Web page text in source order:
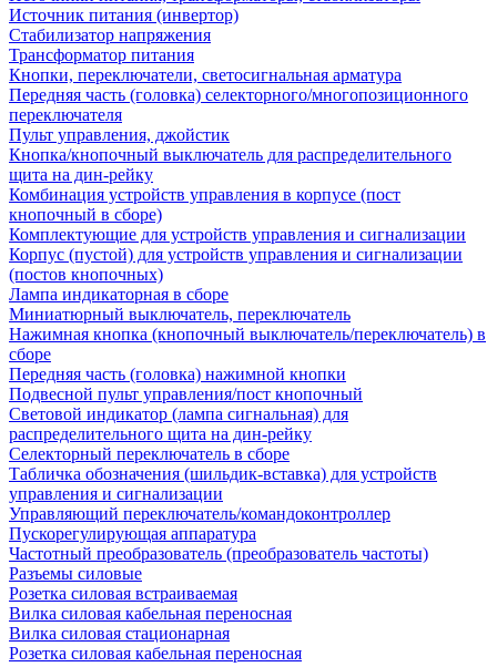
Источник питания (инвертор)
Стабилизатор напряжения
Трансформатор питания
Кнопки, переключатели, светосигнальная арматура
Передняя часть (головка) селекторного/многопозиционного
переключателя
Пульт управления, джойстик
Кнопка/кнопочный выключатель для распределительного
щита на дин-рейку
Комбинация устройств управления в корпусе (пост
кнопочный в сборе)
Комплектующие для устройств управления и сигнализации
Корпус (пустой) для устройств управления и сигнализации
(постов кнопочных)
Лампа индикаторная в сборе
Миниатюрный выключатель, переключатель
Нажимная кнопка (кнопочный выключатель/переключатель) в
сборе
Передняя часть (головка) нажимной кнопки
Подвесной пульт управления/пост кнопочный
Световой индикатор (лампа сигнальная) для
распределительного щита на дин-рейку
Селекторный переключатель в сборе
Табличка обозначения (шильдик-вставка) для устройств
управления и сигнализации
Управляющий переключатель/командоконтроллер
Пускорегулирующая аппаратура
Частотный преобразователь (преобразователь частоты)
Разъемы силовые
Розетка силовая встраиваемая
Вилка силовая кабельная переносная
Вилка силовая стационарная
Розетка силовая кабельная переносная